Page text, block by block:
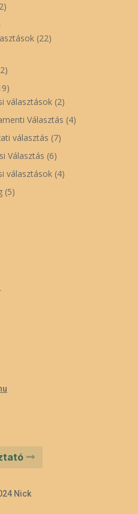
(22)
választások(2)
Választás (4)
választás (7)
Választás (6)
választások(4)
(5)
Nick